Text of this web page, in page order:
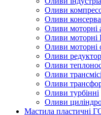
Оливи
Оливи
Оливи моторні
Оливи
Оливи моторні
Оливи
Оливи
Оливи
Оливи
Оливи турбінні
Оливи
Мастила пластичні